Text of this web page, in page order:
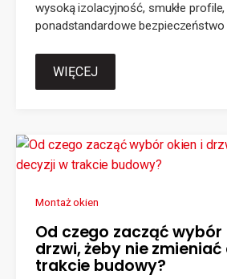
wysoką izolacyjność, smukłe
ponadstandardowe bezpieczeństwo
WIĘCEJ
Montaż okien
Od czego zacząć wybór
drzwi, żeby nie
trakcie budowy?